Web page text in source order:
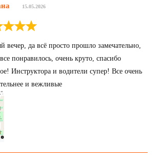
15.05.2026
вечер, да всё просто прошло замечательно,
понравилось, очень круто, спасибо
Инструктора и водители супер! Все очень
и вежливые